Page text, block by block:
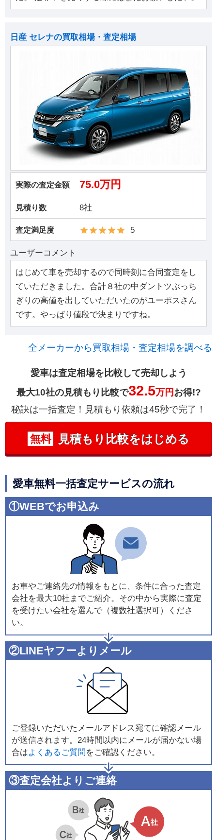
日産 セレナの買取相場・査定相場
実際の査定金額 75.0万円
見積り数 8社
査定満足度 5
ユーザーコメント
はじめて車を売却するので同時刻に合同査定をし
ていただきました。合計８社の中ダントツぶっち
ぎりの高値を出していただいたのがユーポスさん
です。やっぱり値段で決まりですね。
全メーカーから買取相場・査定相場を調べる
愛車は査定相場を比較して売却しよう
最大10社の見積もり比較で32.5万円お得!?
秘訣は一括査定！見積もり依頼は45秒で完了！
無料 見積もり比較をはじめる
愛車無料一括査定サービスの流れ
①WEBでお申込み
お車やご連絡先の情報をもとに、条件に合った査定
会社を最大10社までご紹介。その中から実際に査定
を受けたい会社を選んで（複数社選択可）くださ
い。
②LINEヤフーよりメール
ご登録いただいたメールアドレス宛てに確認メール
が送信されます。24時間以内にメールが届かない場
合はよくあるご質問 をご確認ください。
③査定会社よりご連絡